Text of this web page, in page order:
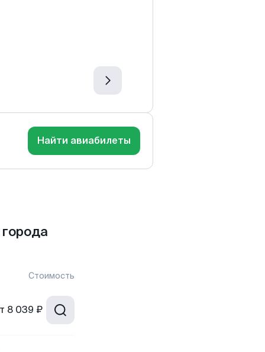
Найти авиабилеты
Стоимость
8 039 ₽